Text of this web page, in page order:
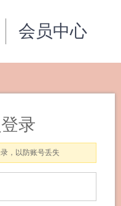
会员中心
录
，以防账号丢失